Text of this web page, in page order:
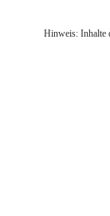
Hinweis: Inhalte